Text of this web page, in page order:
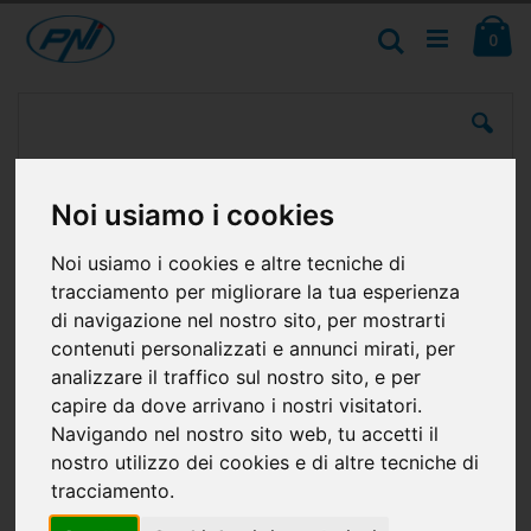
Noi usiamo i cookies
Noi usiamo i cookies e altre tecniche di
tracciamento per migliorare la tua esperienza
di navigazione nel nostro sito, per mostrarti
contenuti personalizzati e annunci mirati, per
analizzare il traffico sul nostro sito, e per
capire da dove arrivano i nostri visitatori.
Navigando nel nostro sito web, tu accetti il
nostro utilizzo dei cookies e di altre tecniche di
tracciamento.
Salta
al
contenuto
0
Cerca
della
immagini
Sistema di parcheggio wireless PNI Escort P25 con display